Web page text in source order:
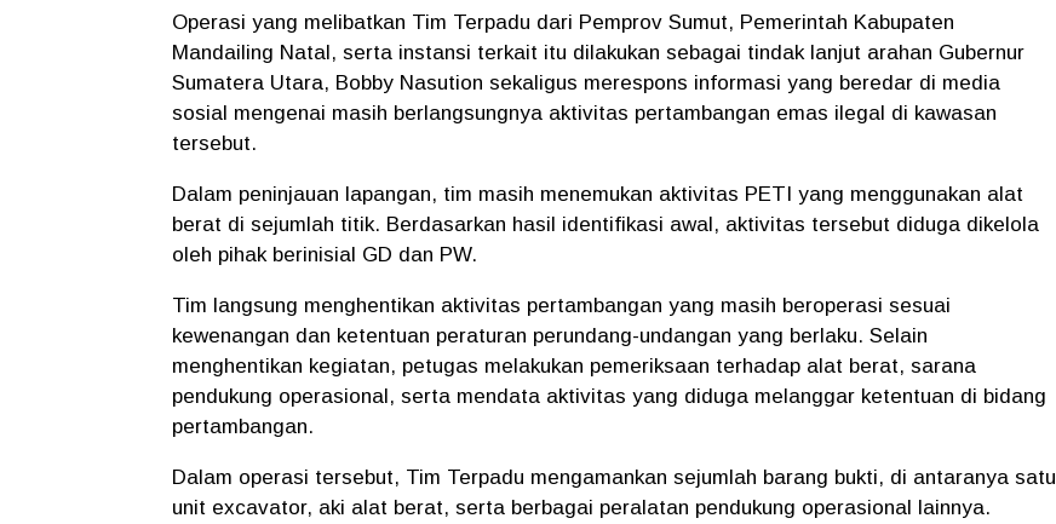
Operasi yang melibatkan Tim Terpadu dari Pemprov Sumut, Pemerintah Kabupaten
Mandailing Natal, serta instansi terkait itu dilakukan sebagai tindak lanjut arahan Gubernur
Sumatera Utara, Bobby Nasution sekaligus merespons informasi yang beredar di media
sosial mengenai masih berlangsungnya aktivitas pertambangan emas ilegal di kawasan
tersebut.
Dalam peninjauan lapangan, tim masih menemukan aktivitas PETI yang menggunakan alat
berat di sejumlah titik. Berdasarkan hasil identifikasi awal, aktivitas tersebut diduga dikelola
oleh pihak berinisial GD dan PW.
Tim langsung menghentikan aktivitas pertambangan yang masih beroperasi sesuai
kewenangan dan ketentuan peraturan perundang-undangan yang berlaku. Selain
menghentikan kegiatan, petugas melakukan pemeriksaan terhadap alat berat, sarana
pendukung operasional, serta mendata aktivitas yang diduga melanggar ketentuan di bidang
pertambangan.
Dalam operasi tersebut, Tim Terpadu mengamankan sejumlah barang bukti, di antaranya satu
unit excavator, aki alat berat, serta berbagai peralatan pendukung operasional lainnya.